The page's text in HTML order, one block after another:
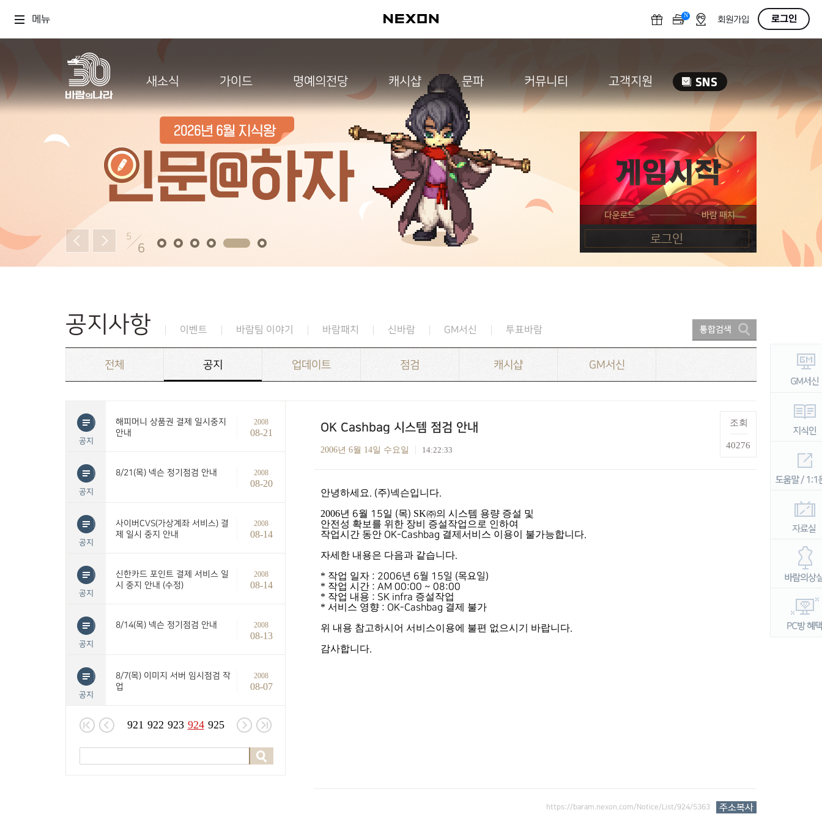
메뉴 N OFF회원가입 로그인
새소식 가이드 명예의전당 캐시샵 문파 커뮤니티 고객지원
5
6
공지사항 이벤트 바람팀 이야기 바람패치 신바람 GM서신 투표바람
전체 공지 업데이트 점검 캐시샵 GM서신
공지
해피머니 상품권 결제 일시중지
안내
2008
08-21
공지
8/21(목) 넥슨 정기점검 안내 2008
08-20
공지
사이버CVS(가상계좌 서비스) 결
제 일시 중지 안내
2008
08-14
공지
신한카드 포인트 결제 서비스 일
시 중지 안내 (수정)
2008
08-14
공지
8/14(목) 넥슨 정기점검 안내 2008
08-13
공지
8/7(목) 이미지 서버 임시점검 작
업
2008
08-07
921 922 923 924 925
OK Cashbag 시스템 점검 안내
2006년 6월 14일 수요일 14:22:33
조회
40276
안녕하세요. (주)넥슨입니다.
2006년 6월 15일 (목) SK㈜의 시스템 용량 증설 및
안전성 확보를 위한 장비 증설작업으로 인하여
작업시간 동안 OK-Cashbag 결제서비스 이용이 불가능합니다.
자세한 내용은 다음과 같습니다.
* 작업 일자 : 2006년 6월 15일 (목요일)
* 작업 시간 : AM 00:00 ~ 08:00
* 작업 내용 : SK infra 증설작업
* 서비스 영향 : OK-Cashbag 결제 불가
위 내용 참고하시어 서비스이용에 불편 없으시기 바랍니다.
감사합니다.
https://baram.nexon.com/Notice/List/924/5363